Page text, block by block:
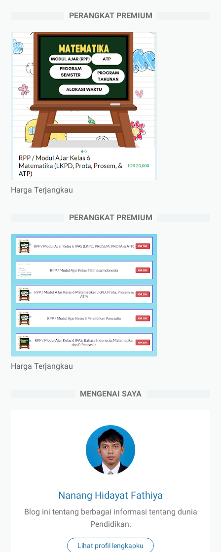
PERANGKAT PREMIUM
Harga Terjangkau
PERANGKAT PREMIUM
Harga Terjangkau
MENGENAI SAYA
Nanang Hidayat Fathiya
Blog ini tentang berbagai informasi tentang dunia
Pendidikan.
Lihat profil lengkapku